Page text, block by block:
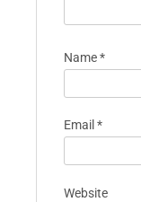
Name*
Email *
Website